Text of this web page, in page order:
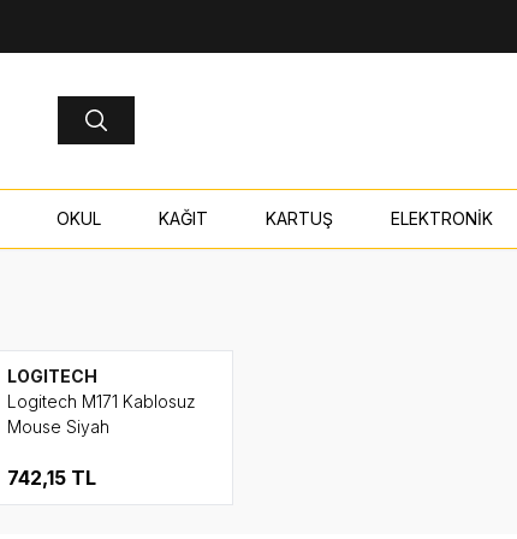
OKUL KAĞIT KARTUŞ ELEKTRONİK
LOGITECH
Logitech M171 Kablosuz
Mouse Siyah
742,15 TL